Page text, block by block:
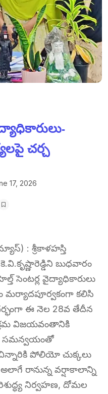
చర్చ
17, 2026
: శ్రీకాళహస్తి
బుధవారం
సెంటర్ల వైద్యాధికారులు
మర్యాదపూర్వకంగా కలిసి
ఈ నెల 28వ తేదీన
విజయవంతానికి
సమన్వయంతో
పోలియో చుక్కలు
రానున్న వర్షాకాలాన్ని
నిర్వహణ, దోమల